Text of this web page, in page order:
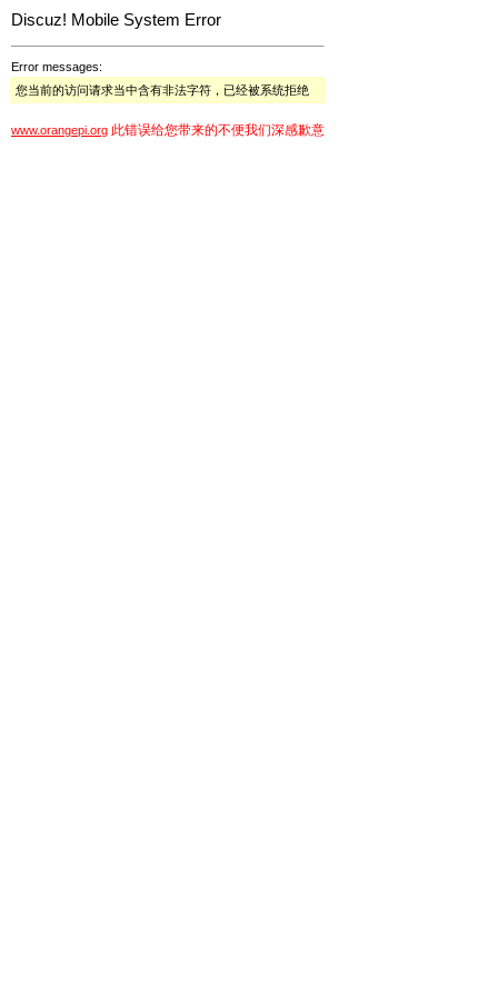
Discuz! Mobile System Error
Error messages:
您当前的访问请求当中含有非法字符，已经被系统拒绝
www.orangepi.org 此错误给您带来的不便我们深感歉意